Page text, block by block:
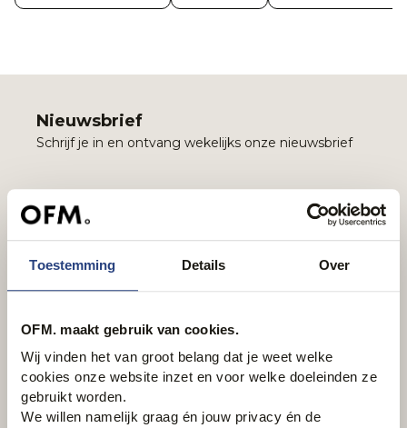
Toestemming Details Over
OFM. maakt gebruik van cookies.
Wij vinden het van groot belang dat je weet welke
cookies onze website inzet en voor welke doeleinden ze
gebruikt worden.
We willen namelijk graag én jouw privacy én de
Nieuwsbrief
Schrijf je in en ontvang wekelijks onze nieuwsbrief
Email
Inschrijven